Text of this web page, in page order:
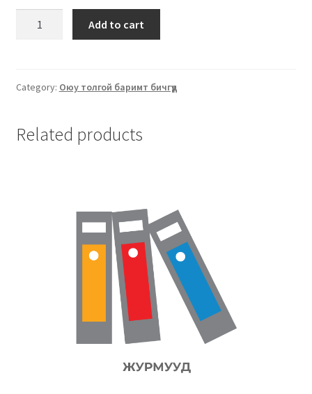
Add to cart
Category: Оюу толгой баримт бичгүүд
Related products